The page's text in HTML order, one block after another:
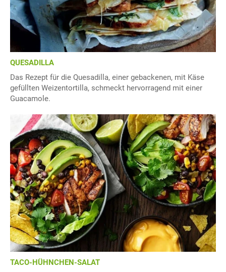
QUESADILLA
Das Rezept für die Quesadilla, einer gebackenen, mit Käse
gefüllten Weizentortilla, schmeckt hervorragend mit einer
Guacamole.
TACO-HÜHNCHEN-SALAT